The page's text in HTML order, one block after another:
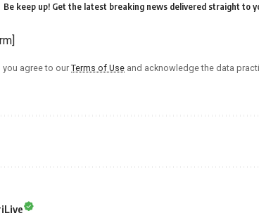
Be keep up! Get the latest breaking news delivered straight to
you agree to our Terms of Use and acknowledge the data